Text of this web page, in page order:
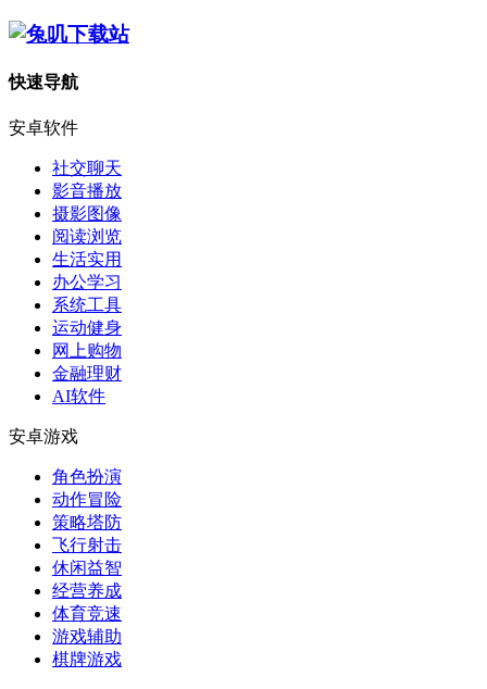
快速导航
安卓软件
社交聊天
影音播放
摄影图像
阅读浏览
生活实用
办公学习
系统工具
运动健身
网上购物
金融理财
AI软件
安卓游戏
角色扮演
动作冒险
策略塔防
飞行射击
休闲益智
经营养成
体育竞速
游戏辅助
棋牌游戏